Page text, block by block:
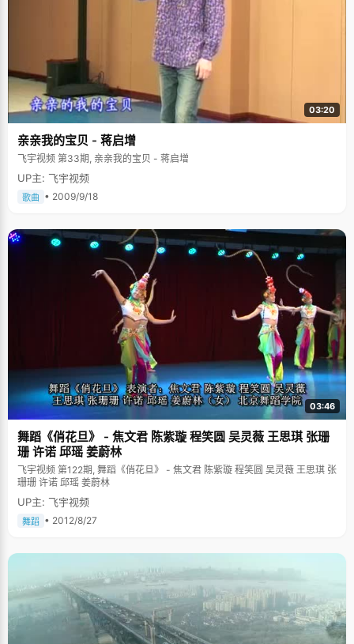
03:20
亲亲我的宝贝 - 蒋启增
飞宇视频 第33期, 亲亲我的宝贝 - 蒋启增
UP主: 飞宇视频
歌曲 • 2009/9/18
03:46
舞蹈《俏花旦》 - 焦文君 陈紫璇 程笑圆 吴灵薇 王思琪 张珊
珊 许诺 邱瑶 姜蔚林
飞宇视频 第122期, 舞蹈《俏花旦》 - 焦文君 陈紫璇 程笑圆 吴灵薇 王思琪 张
珊珊 许诺 邱瑶 姜蔚林
UP主: 飞宇视频
舞蹈 • 2012/8/27